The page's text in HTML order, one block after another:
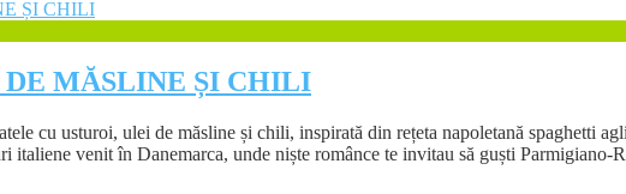
DE MĂSLINE ȘI CHILI
cu usturoi, ulei de măsline și chili, inspirată din rețeta napoletană spaghetti
italiene venit în Danemarca, unde niște românce te invitau să guști